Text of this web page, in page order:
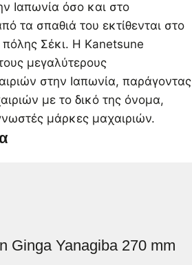
Ιαπωνία όσο και στο
τα σπαθιά του εκτίθενται στο
Σέκι. Η Kanetsune
μεγαλύτερους
στην Ιαπωνία, παράγοντας
με το δικό της όνομα,
μάρκες μαχαιριών.
Ginga Yanagiba 270 mm